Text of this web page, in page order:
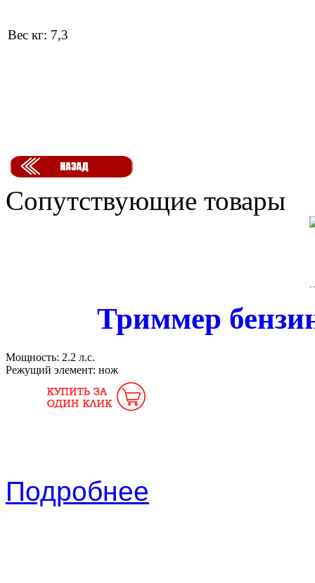
Вес кг: 7,3
Сопутствующие товары
Триммер
Мощность: 2.2 л.с.
Режущий элемент: нож
Подробнее